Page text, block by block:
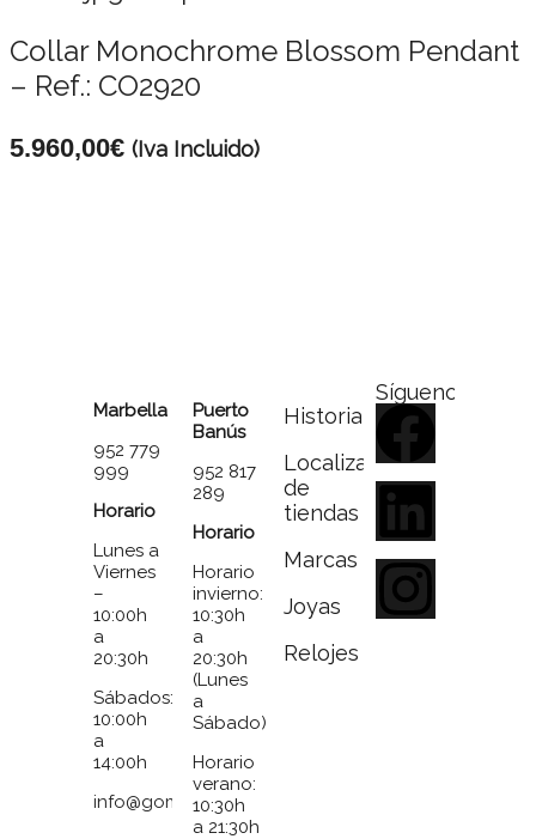
Collar Monochrome Blossom Pendant
– Ref.: CO2920
5.960,00€ (Iva Incluido)
Marbella
952 779
999
Horario
Lunes a
Viernes
–
10:00h
a
20:30h
Sábados:
10:00h
a
14:00h
info@gomezymolina.com
Puerto
Banús
952 817
289
Horario
Horario
invierno:
10:30h
a
20:30h
(Lunes
a
Sábado)
Horario
verano:
10:30h
a 21:30h
Historia
Localizador
de
tiendas
Marcas
Joyas
Relojes
Síguenos